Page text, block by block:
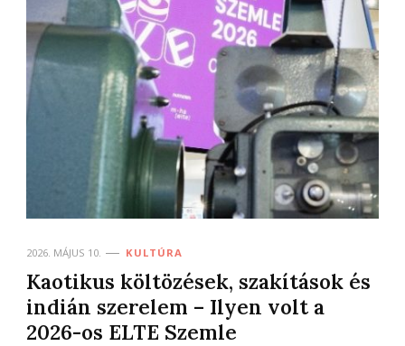
2026. MÁJUS 10. KULTÚRA
Kaotikus költözések, szakítások és
indián szerelem – Ilyen volt a
2026-os ELTE Szemle